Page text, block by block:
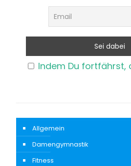
Indem Du fortfährst,
Allgemein
Damengymnastik
Fitness